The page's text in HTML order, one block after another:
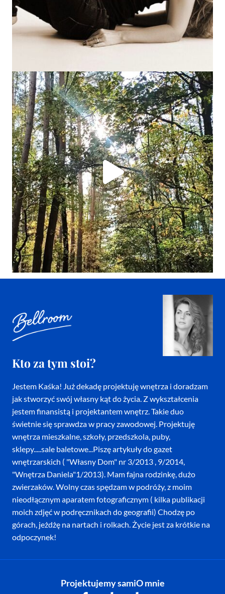
Kto za tym stoi?
Jestem Kaśka! Już dekadę projektuję wnętrza i doradzam
jak stworzyć swój własny kąt do życia. Z wykształcenia
jestem finansistą i projektantem wnętrz. Takie duo
świetnie się sprawdza w pracy zawodowej. Projektuję
wnętrza mieszkalne, szkoły, przedszkola, puby,
sklepy.....sale baletowe...Piszę artykuły do gazet
wnętrzarskich ( "Własny Dom" nr 3/2013 , 9/2014,
"Wnętrza Daniela"1/2013). Mam fajna rodzinkę, dużo
zwierzaków. Wolny czas spędzam w podróży, z moim
nieodłącznym aparatem fotograficznym ( kilka publikacji
moich zdjęć w podręcznikach do geografii) Chodzę po
górach, jeżdżę na nartach i rolkach. Życie jest za krótkie na
odpoczynek!
Projektujemy samiO mnie